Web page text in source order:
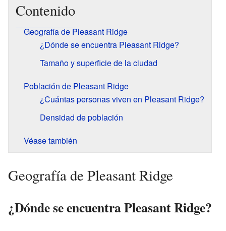
Contenido
Geografía de Pleasant Ridge
¿Dónde se encuentra Pleasant Ridge?
Tamaño y superficie de la ciudad
Población de Pleasant Ridge
¿Cuántas personas viven en Pleasant Ridge?
Densidad de población
Véase también
Geografía de Pleasant Ridge
¿Dónde se encuentra Pleasant Ridge?